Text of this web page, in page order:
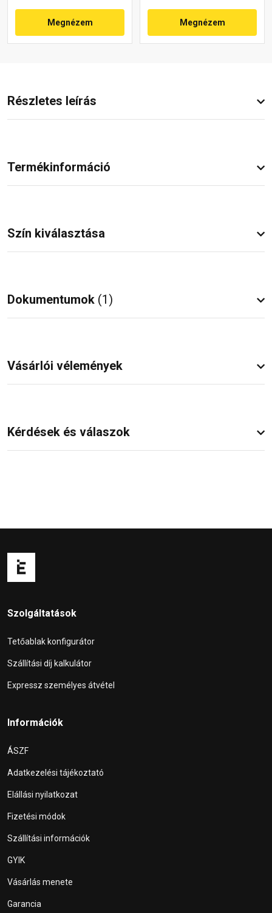
Megnézem Megnézem
Részletes leírás
Termékinformáció
Szín kiválasztása
Dokumentumok (1)
Vásárlói vélemények
Kérdések és válaszok
Szolgáltatások
Tetőablak konfigurátor
Szállítási díj kalkulátor
Expressz személyes átvétel
Információk
ÁSZF
Adatkezelési tájékoztató
Elállási nyilatkozat
Fizetési módok
Szállítási információk
GYIK
Vásárlás menete
Garancia